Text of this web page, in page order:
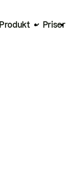
Produkt Priser